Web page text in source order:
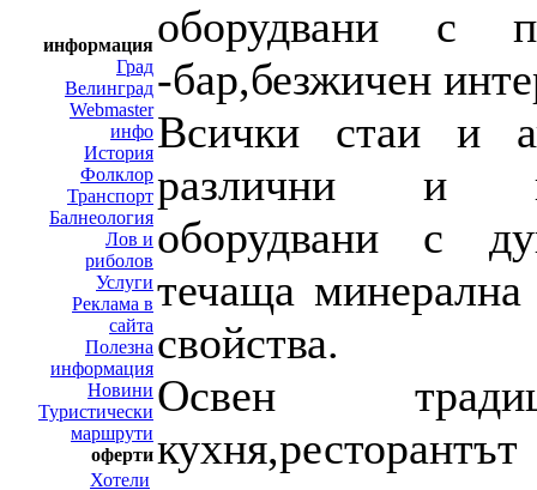
информация
Град
Велинград
Webmaster
инфо
История
Фолклор
Транспорт
Балнеология
Лов и
риболов
Услуги
Реклама в
сайта
Полезна
информация
Новини
Туристически
маршрути
оферти
Хотели
оборудвани с
-бар,безжичен
Всички стаи и
различни и
оборудвани с
течаща
свойства.
Освен